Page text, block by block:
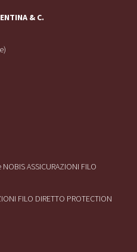
& C.
ASSICURAZIONI FILO
FILO DIRETTO PROTECTION